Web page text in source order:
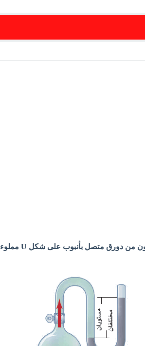
- أداة تستخدم لقياس ضغط الغاز المحصور، ويتكون من دورق متصل بأنبوب على شكل U مملوء